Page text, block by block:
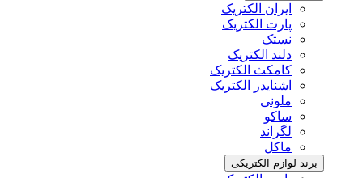
ایران الکتریک
پارت الکتریک
نستک
دلند الکتریک
کامکث الکتریک
اشنایدر الکتریک
ملونی
ساکو
لگراند
ماکل
برند لوازم الکتریکی